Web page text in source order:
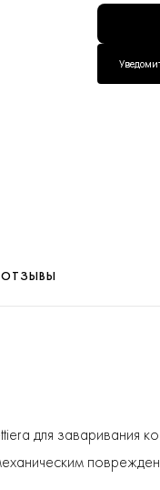
ОТЗЫВЫ
для заваривания